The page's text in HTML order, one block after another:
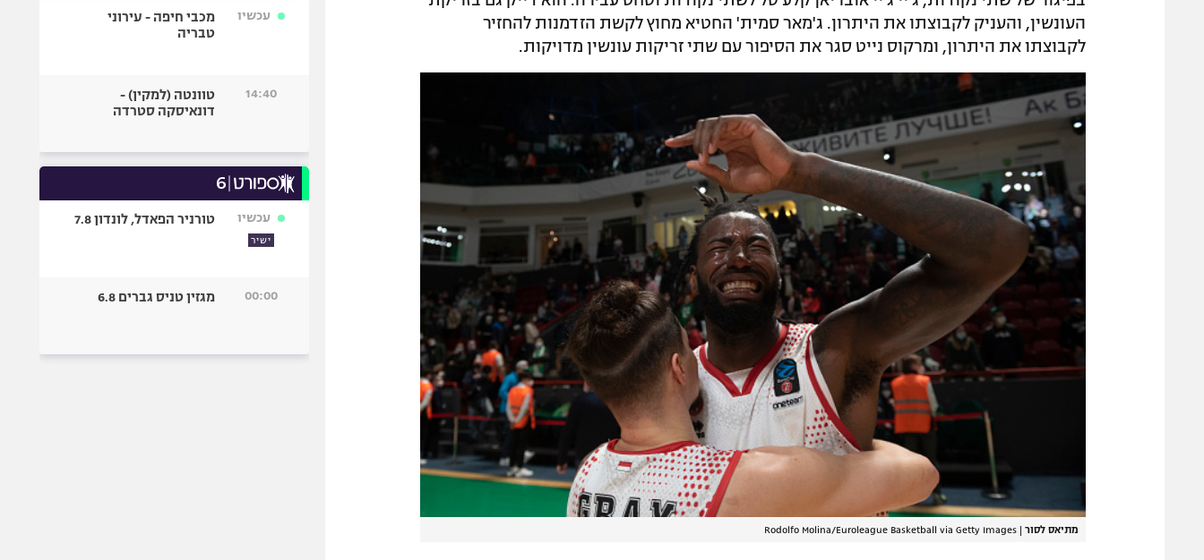
העונשין, והעניק לקבוצתו את היתרון. ג'מאר סמית' החטיא מחוץ לקשת הזדמנות להחזיר
לקבוצתו את היתרון, ומרקוס נייט סגר את הסיפור עם שתי זריקות עונשין מדויקות.
מתיאס לסור Rodolfo Molina/Euroleague Basketball via Getty Images
עכשיו
מכבי חיפה - עירוני
טבריה
14:40
טוונטה (למקין) -
דונאיסקה סטרדה
עכשיו
ישיר
טורניר הפאדל, לונדון 7.8
00:00 מגזין טניס גברים 6.8